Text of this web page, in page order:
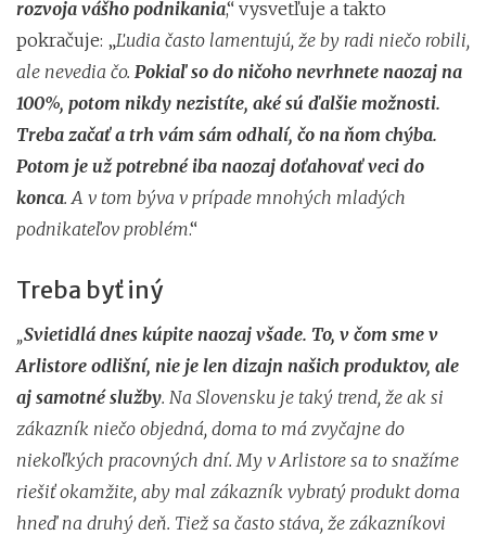
rozvoja vášho podnikania,“ vysvetľuje a takto
pokračuje: „Ľudia často lamentujú, že by radi niečo robili,
ale nevedia čo. Pokiaľ so do ničoho nevrhnete naozaj na
100%, potom nikdy nezistíte, aké sú ďalšie možnosti.
Treba začať a trh vám sám odhalí, čo na ňom chýba.
Potom je už potrebné iba naozaj doťahovať veci do
konca. A v tom býva v prípade mnohých mladých
podnikateľov problém.“
Treba byť iný
„Svietidlá dnes kúpite naozaj všade. To, v čom sme v
Arlistore odlišní, nie je len dizajn našich produktov, ale
aj samotné služby. Na Slovensku je taký trend, že ak si
zákazník niečo objedná, doma to má zvyčajne do
niekoľkých pracovných dní. My v Arlistore sa to snažíme
riešiť okamžite, aby mal zákazník vybratý produkt doma
hneď na druhý deň. Tiež sa často stáva, že zákazníkovi